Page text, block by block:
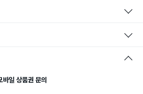
일 상품권 문의